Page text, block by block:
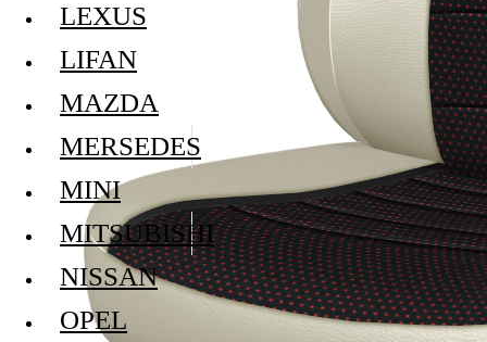
LEXUS
LIFAN
MAZDA
MERSEDES
MINI
MITSUBISHI
NISSAN
OPEL